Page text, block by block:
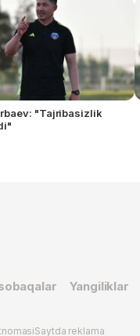
"Tajribasizlik
Yangiliklar
Saytda reklama